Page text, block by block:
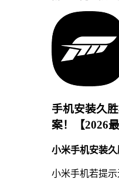
手机安装久
案！【2026最
小米手机安装
小米手机若提